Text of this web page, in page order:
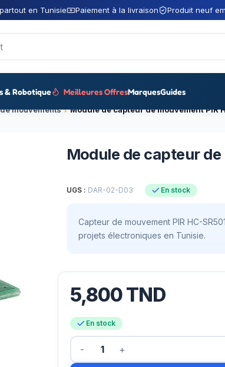
en Tunisie Paiement à la livraison Produit neuf
& Robotique Meilleures OffresMarquesGuides
mouvements Module de capteur de mouvement PIR
Module de capteur
UGS : DAR-02-D03 En stock
Capteur de mouvement PIR HC-
projets électroniques en Tunisie.
5,800TND
En stock